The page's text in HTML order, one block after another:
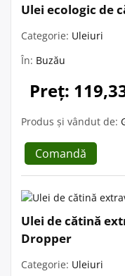
Ulei ecologic de
Categorie: Uleiuri
În: Buzău
Preț:
Produs și vândut de:
Comandă
Ulei de cătină
Dropper
Categorie: Uleiuri